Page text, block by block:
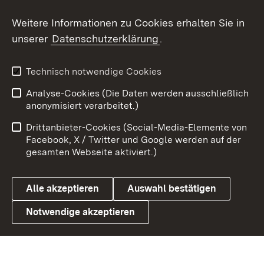
X / Twitter
Youtube
Link zum Landesportal
Impressum
Kontakt
Barrierefreiheit
Datenschutz
Cookies
Weitere Informationen zu Cookies erhalten Sie in
unserer Datenschutzerklärung.
Technisch notwendige Cookies
Analyse-Cookies (Die Daten werden ausschließlich
anonymisiert verarbeitet.)
Drittanbieter-Cookies (Social-Media-Elemente von
Facebook, X / Twitter und Google werden auf der
gesamten Webseite aktiviert.)
Alle akzeptieren Auswahl bestätigen
Notwendige akzeptieren